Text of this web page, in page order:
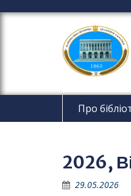
е
д
в
Про
2026,
29.05.2026